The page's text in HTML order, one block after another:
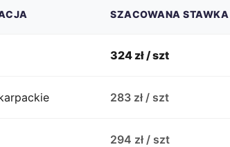
SZACOWANA STAWKA
324 zł / szt
283 zł / szt
294 zł / szt